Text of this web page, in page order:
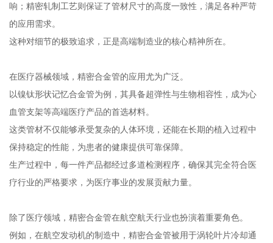
响；精密轧制工艺则保证了管材尺寸的高度一致性，满足各种严苛
的应用需求。
这种对细节的极致追求，正是高端制造业的核心精神所在。
在医疗器械领域，精密合金管的应用尤为广泛。
以镍钛形状记忆合金管为例，其具备超弹性与生物相容性，成为心
血管支架等高端医疗产品的首选材料。
这类管材不仅能够承受复杂的人体环境，还能在长期的植入过程中
保持稳定的性能，为患者的健康提供可靠保障。
生产过程中，每一件产品都经过多道检测程序，确保其完全符合医
疗行业的严格要求，为医疗事业的发展贡献力量。
除了医疗领域，精密合金管在航空航天行业也扮演着重要角色。
例如，在航空发动机的制造中，精密合金管被用于涡轮叶片冷却通